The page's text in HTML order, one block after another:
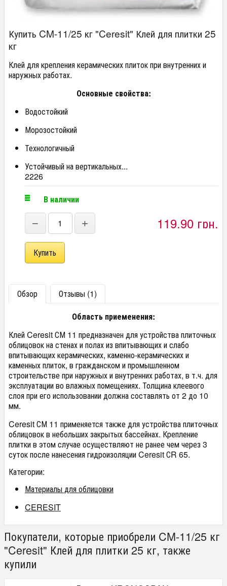
Купить CM-11/25 кг "Ceresit" Клей для плитки 25
кг
Клей для крепления керамических плиток при внутренних и
наружных работах.
Основные свойства:
Водостойкий
Морозостойкий
Технологичный
Устойчивый на вертикальных...
2226
В наличии
− + 119,90 грн.
Обзор
Отзывы (1)
Область приеменения:
Клей Ceresit СМ 11 предназначен для устройства плиточных
облицовок на стенах и полах из впитывающих и слабо
впитывающих керамических, каменно-керамических и
каменных плиток, в гражданском и промышленном
строительстве при наружных и внутренних работах, в т.ч. для
эксплуатации во влажных помещениях. Толщина клеевого
слоя при его использовании должна составлять от 2 до 10
мм.
Ceresit СМ 11 применяется также для устройства плиточных
облицовок в небольших закрытых бассейнах. Крепление
плитки в этом случае осуществляют не ранее чем через 3
суток после нанесения гидроизоляции Ceresit СR 65.
Категории:
Материалы для облицовки
CERESIT
Покупатели, которые приобрели CM-11/25 кг
"Ceresit" Клей для плитки 25 кг, также
купили